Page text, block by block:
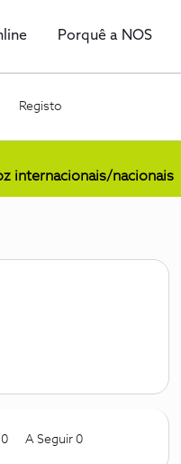
Porquê a NOS
Registo
internacionais/nacionais
0 A Seguir 0